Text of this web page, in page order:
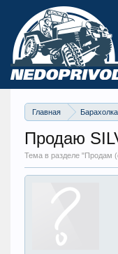
Главная Барахолка
Продаю
Тема в разделе "Продам